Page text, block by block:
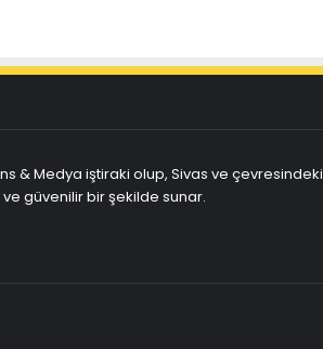
& Medya iştiraki olup, Sivas ve çevresindeki
güvenilir bir şekilde sunar.